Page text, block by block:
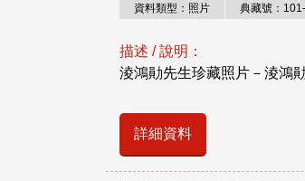
資料類型：照片 典藏號：
描述 / 說明：
淩鴻勛先生珍藏照片－淩鴻
詳細資料